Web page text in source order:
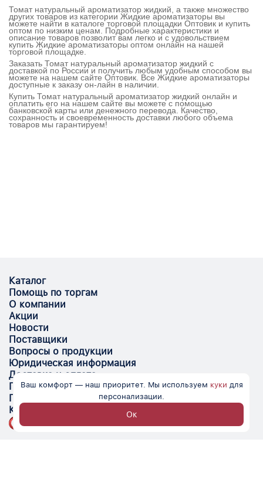
Томат натуральный ароматизатор жидкий, а также множество
других товаров из категории Жидкие ароматизаторы вы
можете найти в каталоге торговой площадки Оптовик и купить
оптом по низким ценам. Подробные характеристики и
описание товаров позволит вам легко и с удовольствием
купить Жидкие ароматизаторы оптом онлайн на нашей
торговой площадке.
Заказать Томат натуральный ароматизатор жидкий с
доставкой по России и получить любым удобным способом вы
можете на нашем сайте Оптовик. Все Жидкие ароматизаторы
доступные к заказу он-лайн в наличии.
Купить Томат натуральный ароматизатор жидкий онлайн и
оплатить его на нашем сайте вы можете с помощью
банковской карты или денежного перевода. Качество,
сохранность и своевременность доставки любого объема
товаров мы гарантируем!
Каталог
Помощь по торгам
О компании
Акции
Новости
Поставщики
Вопросы о продукции
Юридическая информация
Доставка и оплата
Поставщикам
Помощь
Контакты
Ваш комфорт — наш приоритет. Мы используем куки для
персонализации.
Ок